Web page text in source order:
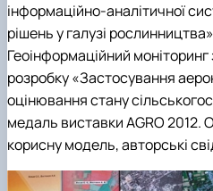
інформаційно-аналітичної
рішень у галузі
Геоінформаційний
розробку «Застосування
оцінювання стану
медаль виставки AGRO 2012.
корисну модель, авторські